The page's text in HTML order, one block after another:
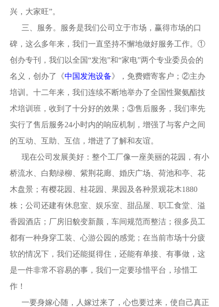
兴，大家旺”。
三、服务。服务是我们公司立于市场，赢得市场的口
碑，这么多年来，我们一直坚持不懈地做好服务工作。①
创办专刊，我们以全国“发泡”和“家电”两个专业委员会的
名义，创办了《中国发泡设备》，免费赠寄客户； ②主办
培训。十二年来，我们连续不断地举办了全国性聚氨酯技
术培训班，收到了十分好的效果；③售后服务，我们率先
实行了售后服务24小时内的响应机制，增强了与客户之间
的互动、互助、互信，增进了了解和友谊。
现在公司发展美好：整个工厂像一座美丽的花园，有小
桥流水、白鹅绿柳、紫荆花廊、婚庆广场、荷池和亭、花
木盘景；有樱花园、桂花园、果园及各种景观花木1880
株；公司还建有休息室、娱乐室、甜品屋、职工食堂、溢
香园酒店；厂房旧貌变新颜，车间规范而整洁；很多员工
都有一种身穿工装、心游公园的感觉；在当前市场十分疲
软的情况下，我们还能挺得住，还能有单接、有事做，这
是一件非常不容易的事，我们一定要珍惜平台，珍惜工
作！
一要身嫁心随，人嫁过来了，心也要过来，使自己真正